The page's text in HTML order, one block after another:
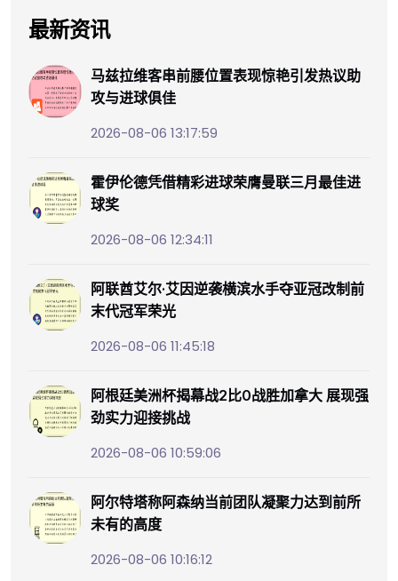
最新资讯
马兹拉维客串前腰位置表现惊艳引发热议助
攻与进球俱佳
2026-08-06 13:17:59
霍伊伦德凭借精彩进球荣膺曼联三月最佳进
球奖
2026-08-06 12:34:11
阿联酋艾尔·艾因逆袭横滨水手夺亚冠改制前
末代冠军荣光
2026-08-06 11:45:18
阿根廷美洲杯揭幕战2比0战胜加拿大 展现强
劲实力迎接挑战
2026-08-06 10:59:06
阿尔特塔称阿森纳当前团队凝聚力达到前所
未有的高度
2026-08-06 10:16:12